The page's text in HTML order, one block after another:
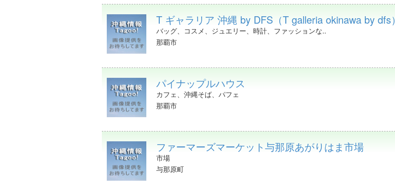
T ギャラリア 沖縄 by DFS（T galleria okinawa by dfs）
バッグ、コスメ、ジュエリー、時計、ファッションな..
那覇市
パイナップルハウス
カフェ、沖縄そば、パフェ
那覇市
ファーマーズマーケット与那原あがりはま市場
市場
与那原町